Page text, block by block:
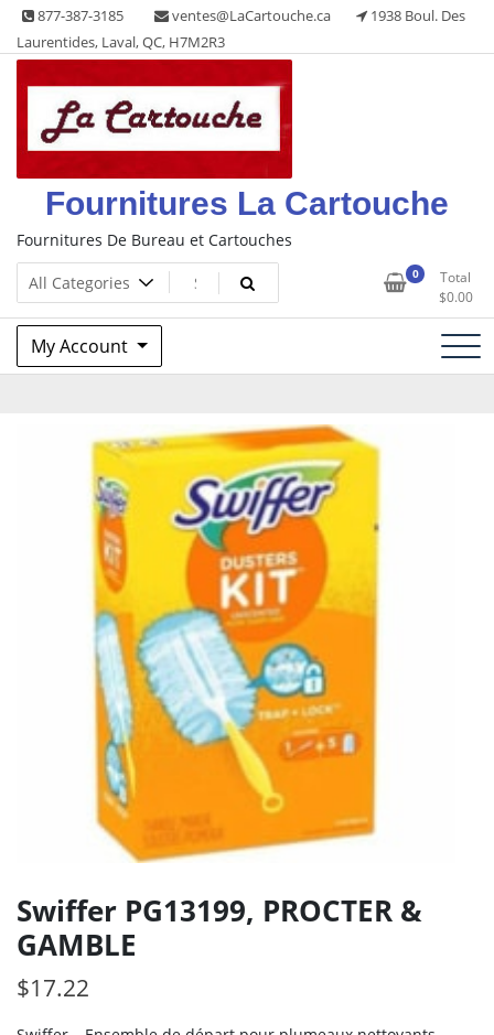
Skip
content
877-387-3185 ventes@LaCartouche.ca
1938 Boul. Des
Laurentides, Laval, QC, H7M2R3
Fournitures La Cartouche
Fournitures De Bureau et Cartouches
0
Total
$0.00
My Account
Swiffer PG13199, PROCTER &
GAMBLE
$17.22